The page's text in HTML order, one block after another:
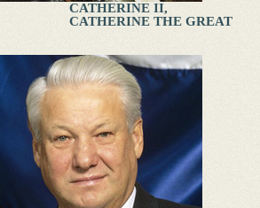
CATHERINE II,
CATHERINE THE GREAT